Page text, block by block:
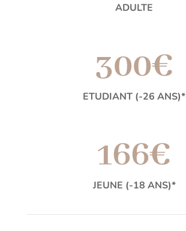
ADULTE
300€
ETUDIANT (-26 ANS)*
166€
JEUNE (-18 ANS)*